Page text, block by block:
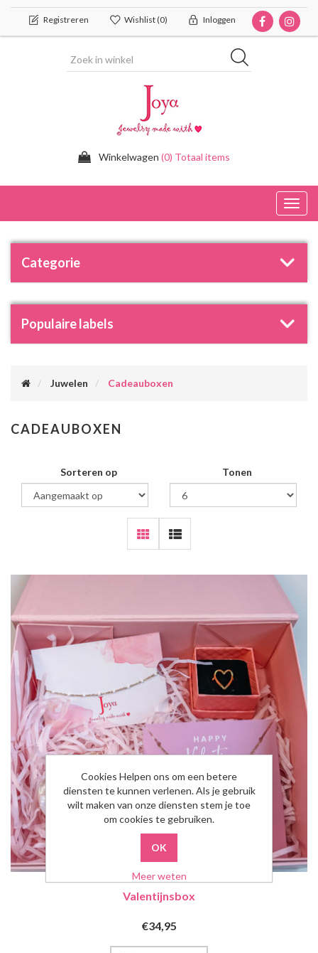
Registreren Wishlist(0) Inloggen
Winkelwagen (0) Totaal items
Categorie
Populaire labels
Juwelen Cadeauboxen
CADEAUBOXEN
Sorteren op Tonen
Valentijnsbox
€34,95
Cookies Helpen ons om een betere
diensten te kunnen verlenen. Als je gebruik
wilt maken van onze diensten stem je toe
om cookies te gebruiken.
Meer weten